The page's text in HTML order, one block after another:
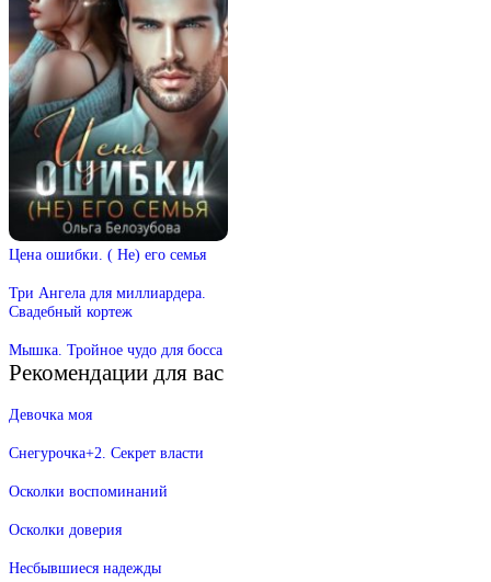
Цена ошибки. ( Не) его семья
Три Ангела для миллиардера.
Свадебный кортеж
Мышка. Тройное чудо для босса
Рекомендации для вас
Девочка моя
Снегурочка+2. Секрет власти
Осколки воспоминаний
Осколки доверия
Несбывшиеся надежды